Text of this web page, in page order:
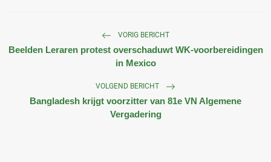
VORIG BERICHT
Beelden Leraren protest overschaduwt WK-voorbereidingen
in Mexico
VOLGEND BERICHT
Bangladesh krijgt voorzitter van 81e VN Algemene
Vergadering